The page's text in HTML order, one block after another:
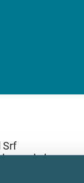
Srf
som du har